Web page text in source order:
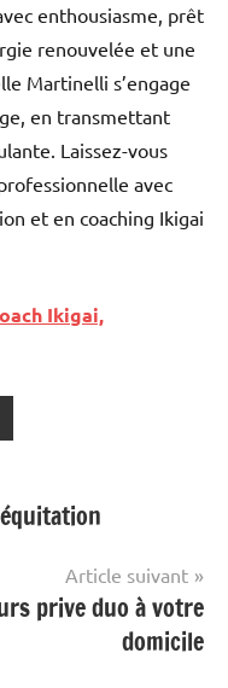
enthousiasme, prêt
renouvelée et une
Martinelli s’engage
en transmettant
Laissez-vous
avec
et en coaching Ikigai
Ikigai,
équitation
Article suivant
prive duo à votre
domicile